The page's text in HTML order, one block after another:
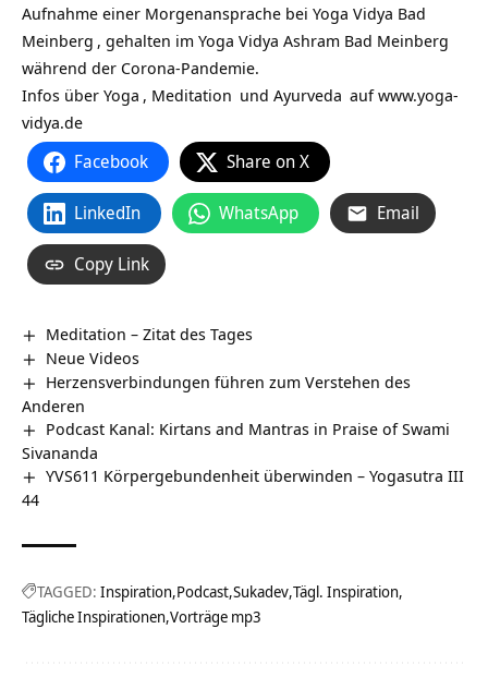
Aufnahme einer Morgenansprache bei Yoga Vidya Bad
Meinberg , gehalten im Yoga Vidya Ashram Bad Meinberg
während der Corona-Pandemie.
Infos über Yoga , Meditation und Ayurveda aufwww.yoga-
vidya.de
Facebook Share on X
LinkedIn WhatsApp Email
Copy Link
Meditation – Zitat des Tages
Neue Videos
Herzensverbindungen führen zum Verstehen des
Anderen
Podcast Kanal: Kirtans and Mantras in Praise of Swami
Sivananda
YVS611 Körpergebundenheit überwinden – Yogasutra III
44
TAGGED: Inspiration Podcast Sukadev Tägl. Inspiration
Tägliche Inspirationen Vorträge mp3